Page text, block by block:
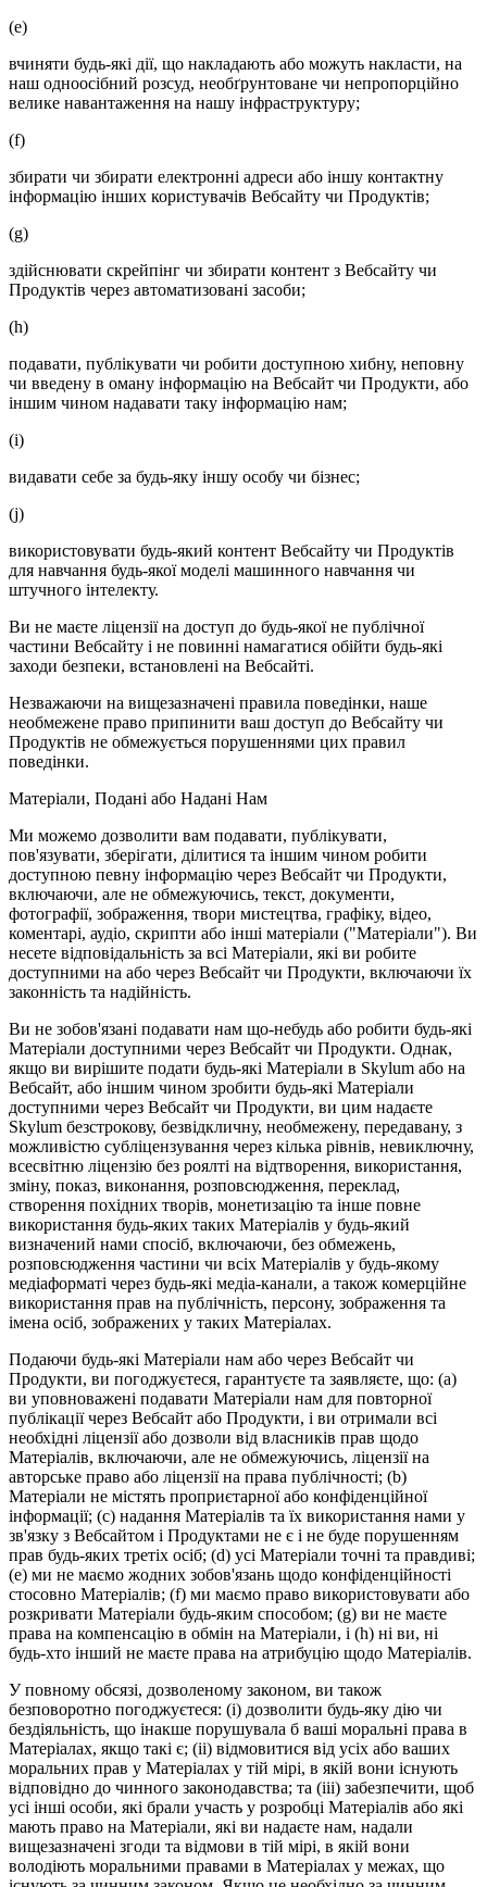
(e)
вчиняти будь-які дії, що накладають або можуть накласти, на
наш одноосібний розсуд, необґрунтоване чи непропорційно
велике навантаження на нашу інфраструктуру;
(f)
збирати чи збирати електронні адреси або іншу контактну
інформацію інших користувачів Вебсайту чи Продуктів;
(g)
здійснювати скрейпінг чи збирати контент з Вебсайту чи
Продуктів через автоматизовані засоби;
(h)
подавати, публікувати чи робити доступною хибну, неповну
чи введену в оману інформацію на Вебсайт чи Продукти, або
іншим чином надавати таку інформацію нам;
(i)
видавати себе за будь-яку іншу особу чи бізнес;
(j)
використовувати будь-який контент Вебсайту чи Продуктів
для навчання будь-якої моделі машинного навчання чи
штучного інтелекту.
Ви не маєте ліцензії на доступ до будь-якої не публічної
частини Вебсайту і не повинні намагатися обійти будь-які
заходи безпеки, встановлені на Вебсайті.
Незважаючи на вищезазначені правила поведінки, наше
необмежене право припинити ваш доступ до Вебсайту чи
Продуктів не обмежується порушеннями цих правил
поведінки.
Матеріали, Подані або Надані Нам
Ми можемо дозволити вам подавати, публікувати,
пов'язувати, зберігати, ділитися та іншим чином робити
доступною певну інформацію через Вебсайт чи Продукти,
включаючи, але не обмежуючись, текст, документи,
фотографії, зображення, твори мистецтва, графіку, відео,
коментарі, аудіо, скрипти або інші матеріали ("Матеріали"). Ви
несете відповідальність за всі Матеріали, які ви робите
доступними на або через Вебсайт чи Продукти, включаючи їх
законність та надійність.
Ви не зобов'язані подавати нам що-небудь або робити будь-які
Матеріали доступними через Вебсайт чи Продукти. Однак,
якщо ви вирішите подати будь-які Матеріали в Skylum або на
Вебсайт, або іншим чином зробити будь-які Матеріали
доступними через Вебсайт чи Продукти, ви цим надаєте
Skylum безстрокову, безвідкличну, необмежену, передавану, з
можливістю субліцензування через кілька рівнів, невиключну,
всесвітню ліцензію без роялті на відтворення, використання,
зміну, показ, виконання, розповсюдження, переклад,
створення похідних творів, монетизацію та інше повне
використання будь-яких таких Матеріалів у будь-який
визначений нами спосіб, включаючи, без обмежень,
розповсюдження частини чи всіх Матеріалів у будь-якому
медіаформаті через будь-які медіа-канали, а також комерційне
використання прав на публічність, персону, зображення та
імена осіб, зображених у таких Матеріалах.
Подаючи будь-які Матеріали нам або через Вебсайт чи
Продукти, ви погоджуєтеся, гарантуєте та заявляєте, що: (a)
ви уповноважені подавати Матеріали нам для повторної
публікації через Вебсайт або Продукти, і ви отримали всі
необхідні ліцензії або дозволи від власників прав щодо
Матеріалів, включаючи, але не обмежуючись, ліцензії на
авторське право або ліцензії на права публічності; (b)
Матеріали не містять проприєтарної або конфіденційної
інформації; (c) надання Матеріалів та їх використання нами у
зв'язку з Вебсайтом і Продуктами не є і не буде порушенням
прав будь-яких третіх осіб; (d) усі Матеріали точні та правдиві;
(e) ми не маємо жодних зобов'язань щодо конфіденційності
стосовно Матеріалів; (f) ми маємо право використовувати або
розкривати Матеріали будь-яким способом; (g) ви не маєте
права на компенсацію в обмін на Матеріали, і (h) ні ви, ні
будь-хто інший не маєте права на атрибуцію щодо Матеріалів.
У повному обсязі, дозволеному законом, ви також
безповоротно погоджуєтеся: (i) дозволити будь-яку дію чи
бездіяльність, що інакше порушувала б ваші моральні права в
Матеріалах, якщо такі є; (ii) відмовитися від усіх або ваших
моральних прав у Матеріалах у тій мірі, в якій вони існують
відповідно до чинного законодавства; та (iii) забезпечити, щоб
усі інші особи, які брали участь у розробці Матеріалів або які
мають право на Матеріали, які ви надаєте нам, надали
вищезазначені згоди та відмови в тій мірі, в якій вони
володіють моральними правами в Матеріалах у межах, що